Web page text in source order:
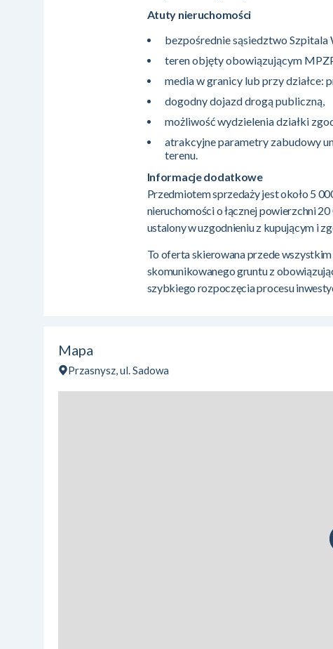
Atuty nieruchomości
bezpośrednie sąsiedztwo
teren objęty obowiązującym
media w granicy lub przy działce:
dogodny dojazd drogą publiczną,
możliwość wydzielenia działki
atrakcyjne parametry zabudowy
terenu.
Informacje dodatkowe
Przedmiotem sprzedaży jest około 5
nieruchomości o łącznej powierzchni
ustalony w uzgodnieniu z kupującym i
To oferta skierowana przede
skomunikowanego gruntu z
szybkiego rozpoczęcia procesu
Mapa
Przasnysz, ul. Sadowa